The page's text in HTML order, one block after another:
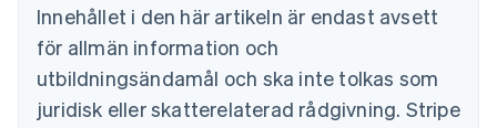
Innehållet i den här artikeln är endast avsett
för allmän information och
utbildningsändamål och ska inte tolkas som
juridisk eller skatterelaterad rådgivning. Stripe
Brasilien
Bulgarien
English
Cypern
English